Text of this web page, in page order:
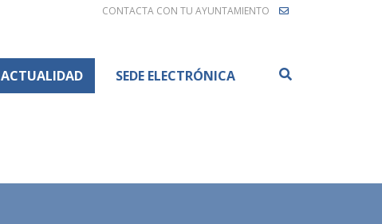
CONTACTA CON TU AYUNTAMIENTO
ACTUALIDAD SEDE ELECTRÓNICA